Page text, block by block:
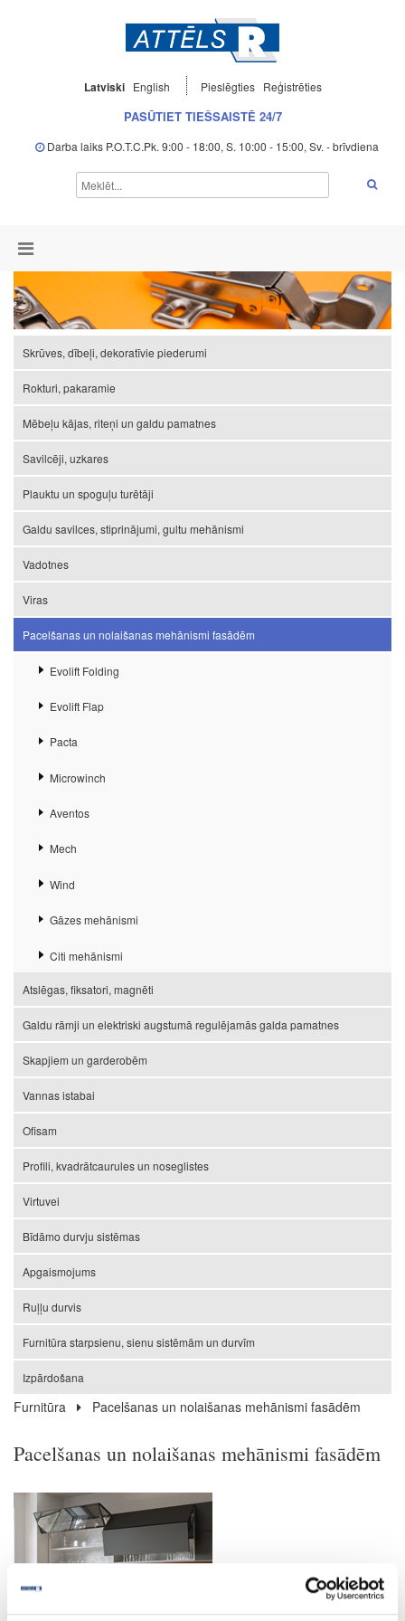
Latviski English Pieslēgties Reģistrēties
PASŪTIET TIEŠSAISTĒ 24/7
Darba laiks P.O.T.C.Pk. 9:00 - 18:00, S. 10:00 - 15:00, Sv. - brīvdiena
Skrūves, dībeļi, dekoratīvie piederumi
Rokturi, pakaramie
Mēbeļu kājas, riteņi un galdu pamatnes
Savilcēji, uzkares
Plauktu un spoguļu turētāji
Galdu savilces, stiprinājumi, gultu mehānismi
Vadotnes
Viras
Pacelšanas un nolaišanas mehānismi fasādēm
Evolift Folding
Evolift Flap
Pacta
Microwinch
Aventos
Mech
Wind
Gāzes mehānismi
Citi mehānismi
Atslēgas, fiksatori, magnēti
Galdu rāmji un elektriski augstumā regulējamās galda pamatnes
Skapjiem un garderobēm
Vannas istabai
Ofisam
Profili, kvadrātcaurules un noseglistes
Virtuvei
Bīdāmo durvju sistēmas
Apgaismojums
Ruļļu durvis
Furnitūra starpsienu, sienu sistēmām un durvīm
Izpārdošana
Furnitūra Pacelšanas un nolaišanas mehānismi fasādēm
Pacelšanas un nolaišanas mehānismi fasādēm